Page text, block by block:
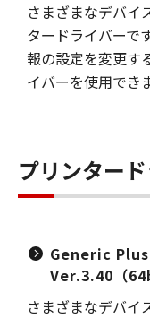
さまざまなデバイ
タードライバーで
報の設定を変更す
イバーを使用でき
プリンター
Generic
Ver.3.40（
さまざまなデバイ